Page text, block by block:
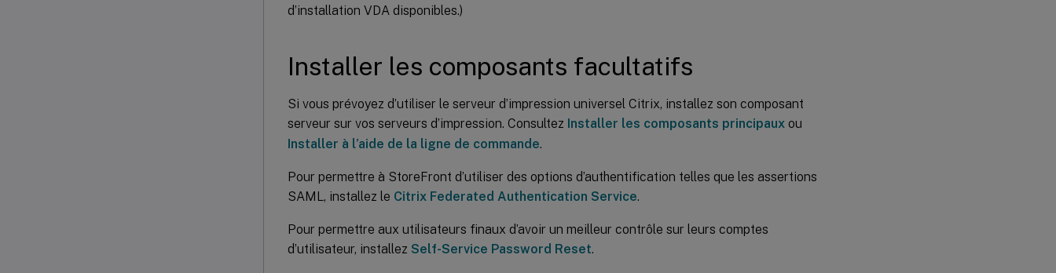
d’installation VDA disponibles.)
Installer les composants facultatifs
Si vous prévoyez d’utiliser le serveur d’impression universel Citrix, installez son composant
serveur sur vos serveurs d’impression. Consultez Installer les composants principaux ou
Installer à l’aide de la ligne de commande.
Pour permettre à StoreFront d’utiliser des options d’authentification telles que les assertions
SAML, installez le Citrix Federated Authentication Service.
Pour permettre aux utilisateurs finaux d’avoir un meilleur contrôle sur leurs comptes
d’utilisateur, installez Self-Service Password Reset.